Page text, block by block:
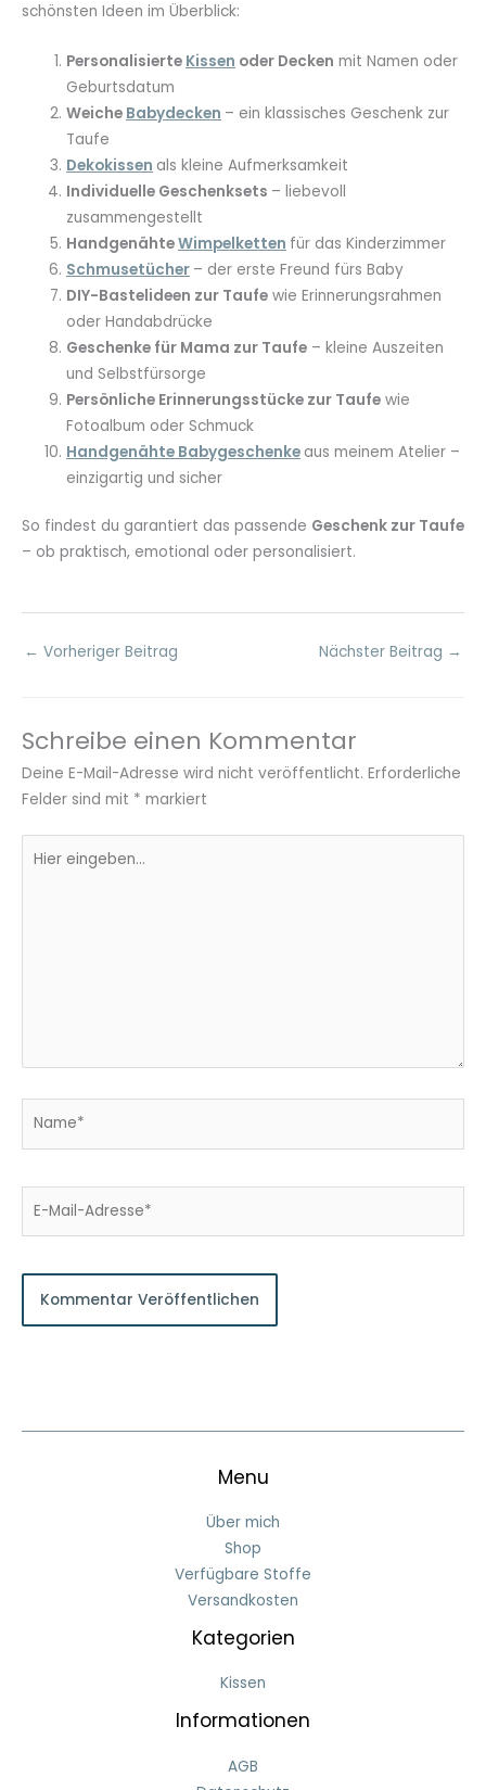
schönsten Ideen im Überblick:
Personalisierte Kissen oder Decken mit Namen oder
Geburtsdatum
Weiche Babydecken – ein klassisches Geschenk zur
Taufe
Dekokissen als kleine Aufmerksamkeit
Individuelle Geschenksets – liebevoll
zusammengestellt
HandgenähteWimpelketten für das Kinderzimmer
Schmusetücher – der erste Freund fürs Baby
DIY-Bastelideen zur Taufe wie Erinnerungsrahmen
oder Handabdrücke
Geschenke für Mama zur Taufe – kleine Auszeiten
und Selbstfürsorge
Persönliche Erinnerungsstücke zur Taufe wie
Fotoalbum oder Schmuck
Handgenähte Babygeschenke aus meinem Atelier –
einzigartig und sicher
So findest du garantiert das passende Geschenk zur Taufe
– ob praktisch, emotional oder personalisiert.
← Vorheriger Beitrag Nächster Beitrag →
Schreibe einen Kommentar
Deine E-Mail-Adresse wird nicht veröffentlicht. Erforderliche
Felder sind mit * markiert
eingeben…
Menu
Über mich
Shop
Verfügbare Stoffe
Versandkosten
Kategorien
Kissen
Informationen
AGB